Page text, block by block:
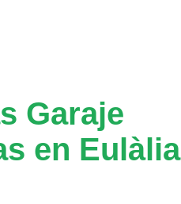
Garaje
en Eulàlia